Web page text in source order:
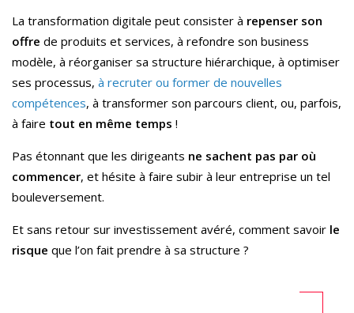
La transformation digitale peut consister à repenser son
offre de produits et services, à refondre son business
modèle, à réorganiser sa structure hiérarchique, à optimiser
ses processus, à recruter ou former de nouvelles
compétences, à transformer son parcours client, ou, parfois,
à faire tout en même temps !
Pas étonnant que les dirigeants ne sachent pas par où
commencer, et hésite à faire subir à leur entreprise un tel
bouleversement.
Et sans retour sur investissement avéré, comment savoir le
risque que l’on fait prendre à sa structure ?